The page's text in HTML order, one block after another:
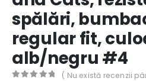
spălări,
regular fit,
alb/negru #4
( Nu există recenzii